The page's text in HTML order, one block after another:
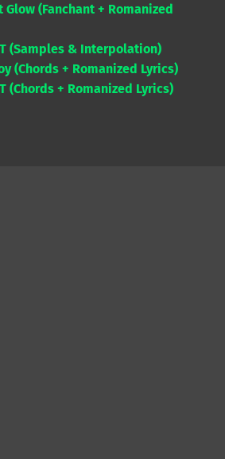
Glow (Fanchant + Romanized
IT (Samples & Interpolation)
(Chords + Romanized Lyrics)
(Chords + Romanized Lyrics)